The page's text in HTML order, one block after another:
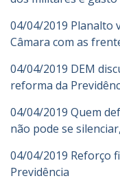
04/04/2019 Planalto
Câmara com as
04/04/2019 DEM
reforma da
04/04/2019 Quem
não pode se
04/04/2019 Reforço
Previdência